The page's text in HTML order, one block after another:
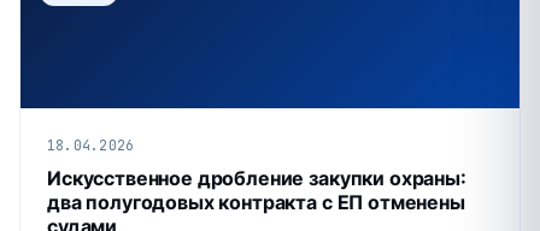
18.04.2026
Искусственное дробление закупки охраны:
два полугодовых контракта с ЕП отменены
судами